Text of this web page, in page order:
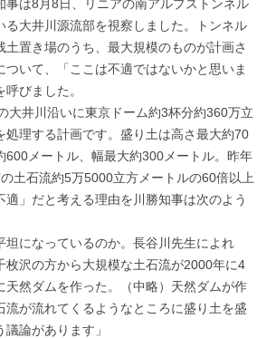
事は8月8日、リニアの南アルプストンネル
る大井川源流部を視察しました。トンネル
土置き場のうち、最大規模のものが計画さ
ついて、「ここは不適ではないかと思いま
びました。
大井川沿いに東京ドーム約3杯分約360万立
処理する計画です。盛り土は高さ最大約70
600メートル、幅最大約300メートル。昨年
土石流約5万5000立方メートルの60倍以上
適」だと考える理由を川勝知事は次のよう
坦になっているのか。長谷川先生によれ
枚沢の方から大規模な土石流が2000年に4
天然ダムを作った。（中略）天然ダムが作
流が流れてくるようなところに盛り土を盛
論があります」